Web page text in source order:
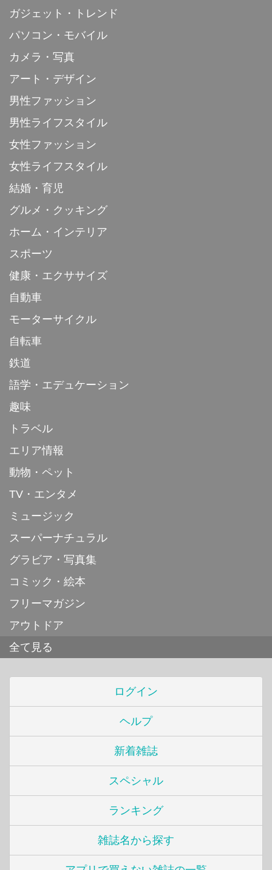
ガジェット・トレンド
パソコン・モバイル
カメラ・写真
アート・デザイン
男性ファッション
男性ライフスタイル
女性ファッション
女性ライフスタイル
結婚・育児
グルメ・クッキング
ホーム・インテリア
スポーツ
健康・エクササイズ
自動車
モーターサイクル
自転車
鉄道
語学・エデュケーション
趣味
トラベル
エリア情報
動物・ペット
TV・エンタメ
ミュージック
スーパーナチュラル
グラビア・写真集
コミック・絵本
フリーマガジン
アウトドア
全て見る
ログイン
ヘルプ
新着雑誌
スペシャル
ランキング
雑誌名から探す